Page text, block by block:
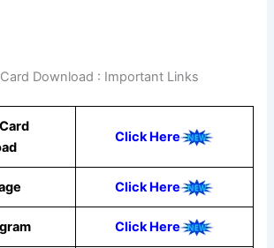
Download : Important Links
Click Here
Click Here
Click Here